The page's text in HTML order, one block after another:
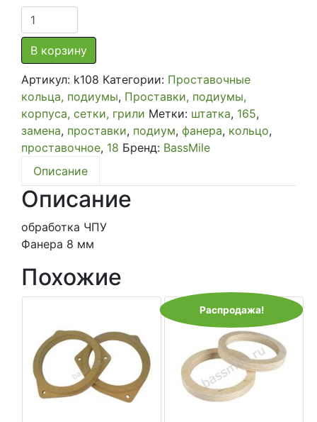
Количество
товара
Проставочное
кольцо
фанера
100
мм
толщина
8
мм
В корзину
Артикул: k108 Категории: Проставочные
кольца, подиумы, Проставки, подиумы,
корпуса, сетки, грили Метки: штатка, 165,
замена, проставки, подиум, фанера, кольцо,
проставочное, 18 Бренд: BassMile
Описание
Описание
обработка ЧПУ
Фанера 8 мм
Похожие
Распродажа!